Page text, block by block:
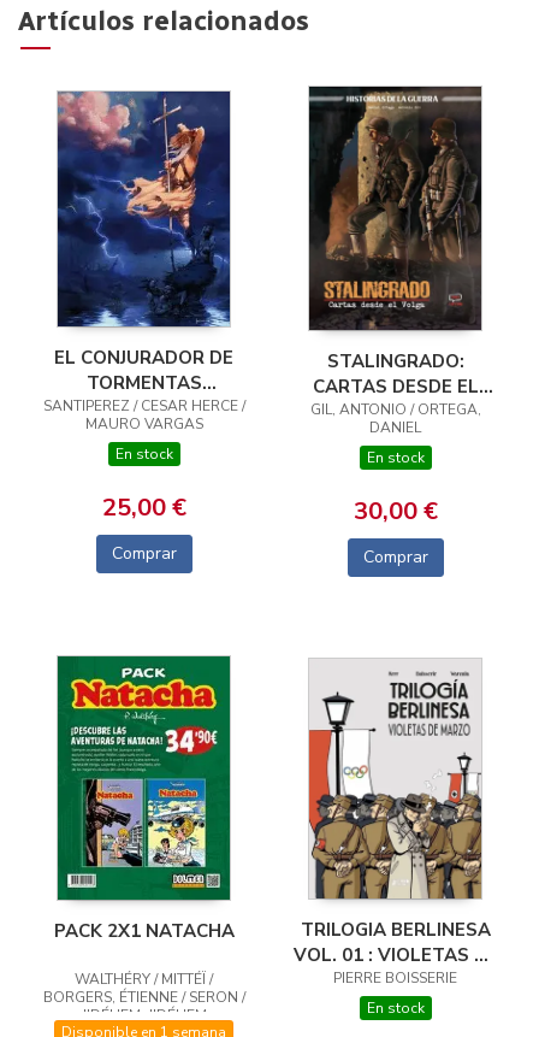
Artículos relacionados
EL CONJURADOR DE
TORMENTAS
INTEGRAL VOL. 01
SANTIPEREZ / CESAR HERCE /
MAURO VARGAS
En stock
25,00 €
Comprar
STALINGRADO:
CARTAS DESDE EL
VOLGA
GIL, ANTONIO / ORTEGA,
DANIEL
En stock
30,00 €
Comprar
PACK 2X1 NATACHA
WALTHÉRY / MITTÉÏ /
BORGERS, ÉTIENNE / SERON /
JIDÉHEM, JIDÉHEM
Disponible en 1 semana
TRILOGIA BERLINESA
VOL. 01 : VIOLETAS DE
MARZO
PIERRE BOISSERIE
En stock